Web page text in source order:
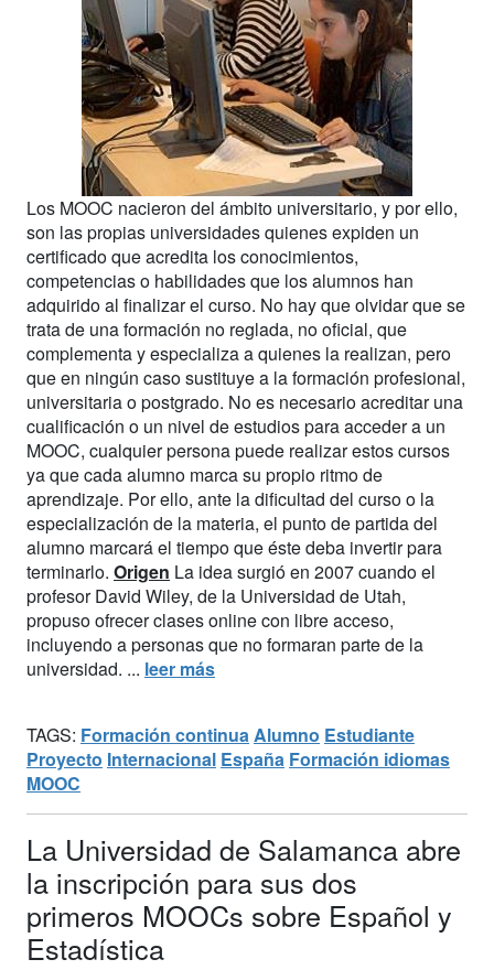
Los MOOC nacieron del ámbito universitario, y por ello,
son las propias universidades quienes expiden un
certificado que acredita los conocimientos,
competencias o habilidades que los alumnos han
adquirido al finalizar el curso. No hay que olvidar que se
trata de una formación no reglada, no oficial, que
complementa y especializa a quienes la realizan, pero
que en ningún caso sustituye a la formación profesional,
universitaria o postgrado. No es necesario acreditar una
cualificación o un nivel de estudios para acceder a un
MOOC, cualquier persona puede realizar estos cursos
ya que cada alumno marca su propio ritmo de
aprendizaje. Por ello, ante la dificultad del curso o la
especialización de la materia, el punto de partida del
alumno marcará el tiempo que éste deba invertir para
terminarlo. Origen La idea surgió en 2007 cuando el
profesor David Wiley, de la Universidad de Utah,
propuso ofrecer clases online con libre acceso,
incluyendo a personas que no formaran parte de la
universidad. ... leer más
TAGS: Formación continua Alumno Estudiante
Proyecto Internacional España Formación idiomas
MOOC
La Universidad de Salamanca abre
la inscripción para sus dos
primeros MOOCs sobre Español y
Estadística